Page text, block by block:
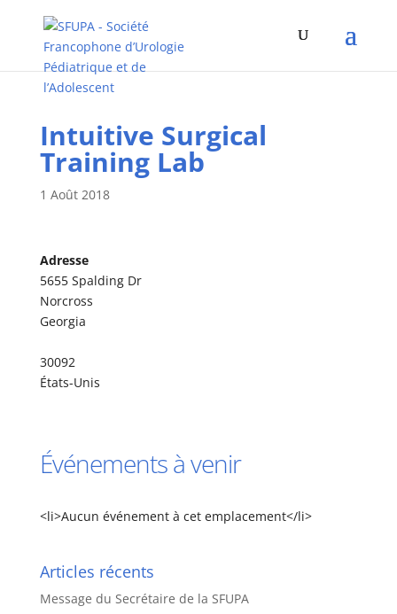
Intuitive Surgical
Training Lab
1 Août 2018
Adresse
5655 Spalding Dr
Norcross
Georgia
30092
États-Unis
Événements à venir
<li>Aucun événement à cet emplacement</li>
Articles récents
Message du Secrétaire de la SFUPA